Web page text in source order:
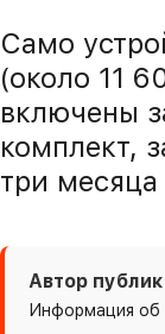
Само
(около 11
включены
комплект,
три
Автор
Информация об